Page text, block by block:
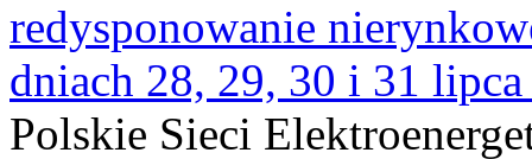
redysponowanie
dniach 28, 29, 30 i 31
Polskie Sieci